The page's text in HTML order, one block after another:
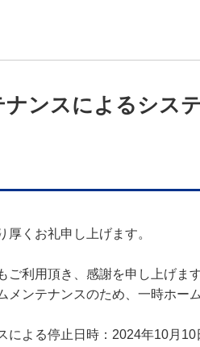
ンスによるシス
くお礼申し上げます。
ご利用頂き、感謝を申し上げます
メンテナンスのため、一時ホー
よる停止日時：2024年10月10